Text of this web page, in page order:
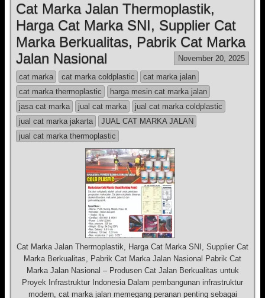
Cat Marka Jalan Thermoplastik,
Harga Cat Marka SNI, Supplier Cat
Marka Berkualitas, Pabrik Cat Marka
Jalan Nasional
November 20, 2025
cat marka cat marka coldplastic
cat marka jalan
cat marka thermoplastic
harga mesin cat marka jalan
jasa cat marka
jual cat marka
jual cat marka coldplastic
jual cat marka jakarta
JUAL CAT MARKA JALAN
jual cat marka thermoplastic
Cat Marka Jalan Thermoplastik, Harga Cat Marka SNI, Supplier Cat
Marka Berkualitas, Pabrik Cat Marka Jalan Nasional Pabrik Cat
Marka Jalan Nasional – Produsen Cat Jalan Berkualitas untuk
Proyek Infrastruktur Indonesia Dalam pembangunan infrastruktur
modern, cat marka jalan memegang peranan penting sebagai